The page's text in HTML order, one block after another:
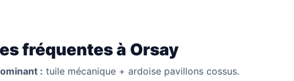
fréquentes à Orsay
: tuile mécanique + ardoise pavillons cossus.